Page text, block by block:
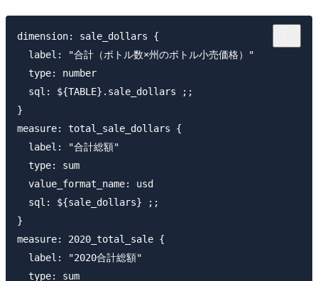
dimension: sale_dollars {
  label: "合計（ボトル数×州のボトル小売価格）"
  type: number
  sql: ${TABLE}.sale_dollars ;;
}
measure: total_sale_dollars {
  label: "合計総額"
  type: sum
  value_format_name: usd
  sql: ${sale_dollars} ;;
}
measure: 2020_total_sale {
  label: "2020合計総額"
  type: sum